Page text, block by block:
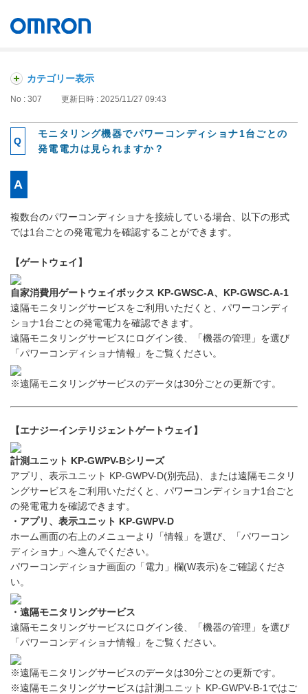
カテゴリー表示
No : 307 更新日時 : 2025/11/27 09:43
モニタリング機器でパワーコンディショナ1台ごとの
発電電力は見られますか？
複数台のパワーコンディショナを接続している場合、以下の形式
では1台ごとの発電電力を確認することができます。
【ゲートウェイ】
自家消費用ゲートウェイボックス KP-GWSC-A、KP-GWSC-A-1
遠隔モニタリングサービスをご利用いただくと、パワーコンディ
ショナ1台ごとの発電電力を確認できます。
遠隔モニタリングサービスにログイン後、「機器の管理」を選び
「パワーコンディショナ情報」をご覧ください。
※遠隔モニタリングサービスのデータは30分ごとの更新です。
【エナジーインテリジェントゲートウェイ】
計測ユニット KP-GWPV-Bシリーズ
アプリ、表示ユニット KP-GWPV-D(別売品)、または遠隔モニタリ
ングサービスをご利用いただくと、パワーコンディショナ1台ごと
の発電電力を確認できます。
・アプリ、表示ユニット KP-GWPV-D
ホーム画面の右上のメニューより「情報」を選び、「パワーコン
ディショナ」へ進んでください。
パワーコンディショナ画面の「電力」欄(W表示)をご確認くださ
い。
・遠隔モニタリングサービス
遠隔モニタリングサービスにログイン後、「機器の管理」を選び
「パワーコンディショナ情報」をご覧ください。
※遠隔モニタリングサービスのデータは30分ごとの更新です。
※遠隔モニタリングサービスは計測ユニット KP-GWPV-B-1ではご